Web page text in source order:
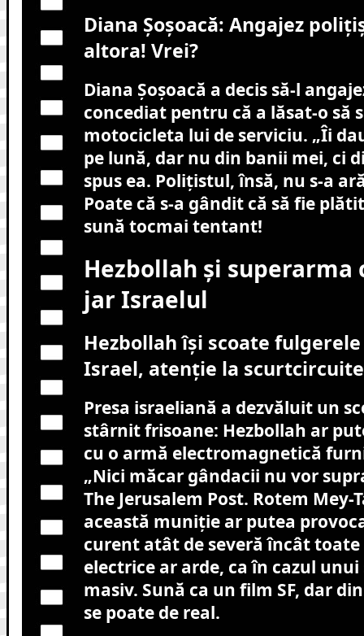
Diana Șoșoacă: Angajez
altora! Vrei?
Diana Șoșoacă a decis să-l
concediat pentru că a lăsat-o să
motocicleta lui de serviciu. „Îi
pe lună, dar nu din banii mei, ci
spus ea. Polițistul, însă, nu s-a
Poate că s-a gândit că să fie
sună tocmai tentant!
Hezbollah și superarma
jar Israelul
Hezbollah își scoate
Israel, atenție la
Presa israeliană a dezvăluit un
stârnit frisoane: Hezbollah ar
cu o armă electromagnetică
„Nici măcar gândacii nu vor
The Jerusalem Post. Rotem Mey-
această muniție ar putea
curent atât de severă încât toate
electrice ar arde, ca în cazul
masiv. Sună ca un film SF, dar
se poate de real.